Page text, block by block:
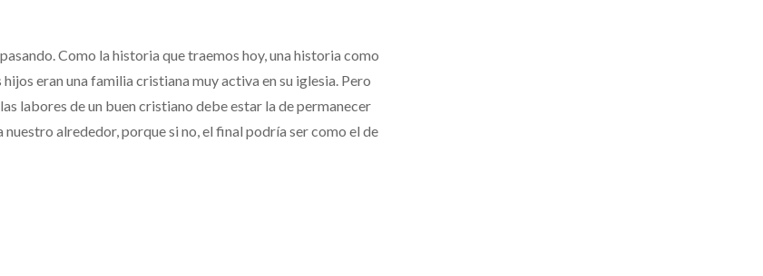
Como la historia que traemos hoy, una historia como
eran una familia cristiana muy activa en su iglesia. Pero
labores de un buen cristiano debe estar la de permanecer
alrededor, porque si no, el final podría ser como el de